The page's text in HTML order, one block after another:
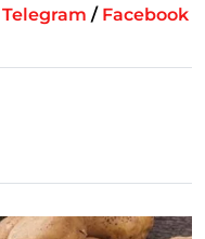
Telegram / Facebook